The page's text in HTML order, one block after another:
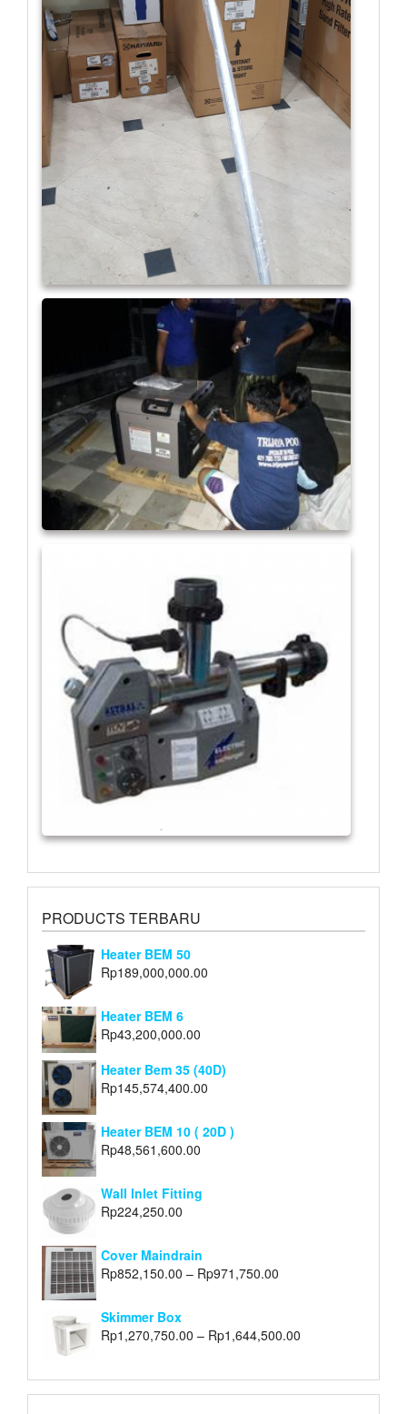
PRODUCTS TERBARU
Heater BEM 50
Rp189,000,000.00
Heater BEM 6
Rp43,200,000.00
Heater Bem 35 (40D)
Rp145,574,400.00
Heater BEM 10 ( 20D )
Rp48,561,600.00
Wall Inlet Fitting
Rp224,250.00
Cover Maindrain
Rp852,150.00 – Rp971,750.00
Skimmer Box
Rp1,270,750.00 – Rp1,644,500.00